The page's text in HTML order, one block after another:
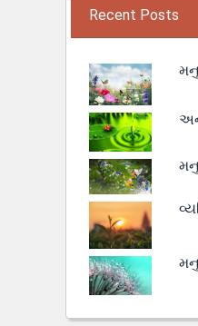
Recent Posts